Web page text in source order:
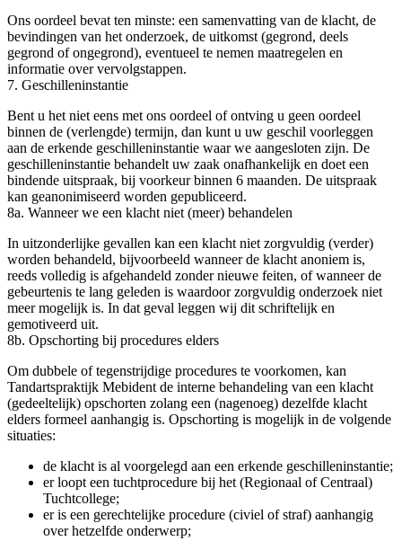
Ons oordeel bevat ten minste: een samenvatting van de klacht, de
bevindingen van het onderzoek, de uitkomst (gegrond, deels
gegrond of ongegrond), eventueel te nemen maatregelen en
informatie over vervolgstappen.
7. Geschilleninstantie
Bent u het niet eens met ons oordeel of ontving u geen oordeel
binnen de (verlengde) termijn, dan kunt u uw geschil voorleggen
aan de erkende geschilleninstantie waar we aangesloten zijn. De
geschilleninstantie behandelt uw zaak onafhankelijk en doet een
bindende uitspraak, bij voorkeur binnen 6 maanden. De uitspraak
kan geanonimiseerd worden gepubliceerd.
8a. Wanneer we een klacht niet (meer) behandelen
In uitzonderlijke gevallen kan een klacht niet zorgvuldig (verder)
worden behandeld, bijvoorbeeld wanneer de klacht anoniem is,
reeds volledig is afgehandeld zonder nieuwe feiten, of wanneer de
gebeurtenis te lang geleden is waardoor zorgvuldig onderzoek niet
meer mogelijk is. In dat geval leggen wij dit schriftelijk en
gemotiveerd uit.
8b. Opschorting bij procedures elders
Om dubbele of tegenstrijdige procedures te voorkomen, kan
Tandartspraktijk Mebident de interne behandeling van een klacht
(gedeeltelijk) opschorten zolang een (nagenoeg) dezelfde klacht
elders formeel aanhangig is. Opschorting is mogelijk in de volgende
situaties:
de klacht is al voorgelegd aan een erkende geschilleninstantie;
er loopt een tuchtprocedure bij het (Regionaal of Centraal)
Tuchtcollege;
er is een gerechtelijke procedure (civiel of straf) aanhangig
over hetzelfde onderwerp;